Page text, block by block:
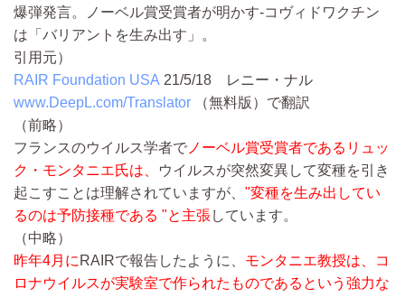
爆弾発言。ノーベル賞受賞者が明かす-コヴィドワクチン
は「バリアントを生み出す」。
引用元）
RAIR Foundation USA 21/5/18 レニー・ナル
www.DeepL.com/Translator （無料版）で翻訳
（前略）
フランスのウイルス学者で ノーベル賞受賞者であるリュッ
ク・モンタニエ氏は、
ウイルスが突然変異して変種を引き
起こすことは理解されていますが、 "変種を生み出してい
るのは予防接種である "と主張しています。
（中略）
昨年4月に RAIRで報告したように、 モンタニエ教授は、コ
ロナウイルスが実験室で作られたものであるという強力な